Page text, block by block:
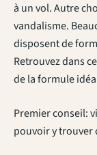
à un vol. Autre
vandalisme.
disposent de
Retrouvez dans
de la formule
Premier conseil:
pouvoir y trouver